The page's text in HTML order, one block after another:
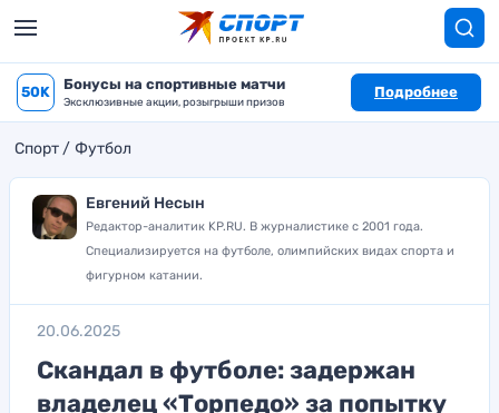
50K Бонусы на спортивные матчи
Эксклюзивные акции, розыгрыши призов
Подробнее
Спорт Футбол
Евгений Несын
Редактор-аналитик KP.RU. В журналистике с 2001 года.
Специализируется на футболе, олимпийских видах спорта и
фигурном катании.
20.06.2025
Скандал в футболе: задержан
владелец «Торпедо» за попытку